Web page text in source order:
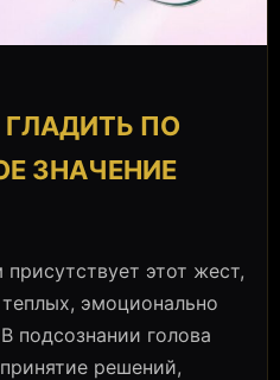
ПО
ЗНАЧЕНИЕ
этот жест,
эмоционально
подсознании голова
решений,